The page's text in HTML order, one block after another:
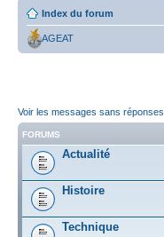
Index du forum
AGEAT
Voir les messages sans réponses
FORUMS
Actualité
Histoire
Technique